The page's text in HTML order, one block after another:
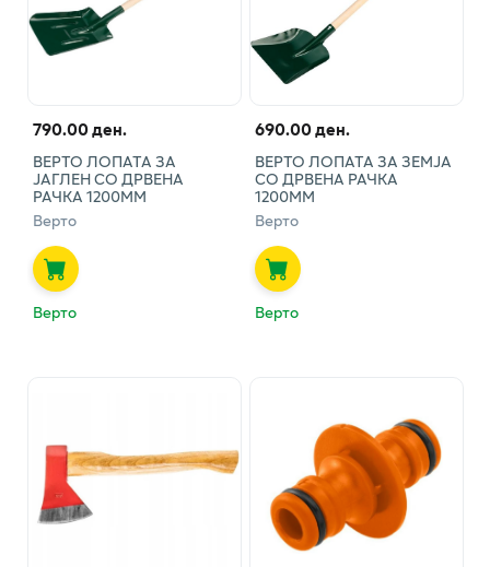
790.00 ден.
ВЕРТО ЛОПАТА ЗА
ЈАГЛЕН СО ДРВЕНА
РАЧКА 1200ММ
Верто
Верто
690.00 ден.
ВЕРТО ЛОПАТА ЗА ЗЕМЈА
СО ДРВЕНА РАЧКА
1200ММ
Верто
Верто